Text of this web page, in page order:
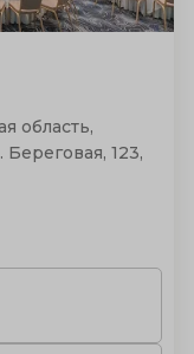
область,
123,